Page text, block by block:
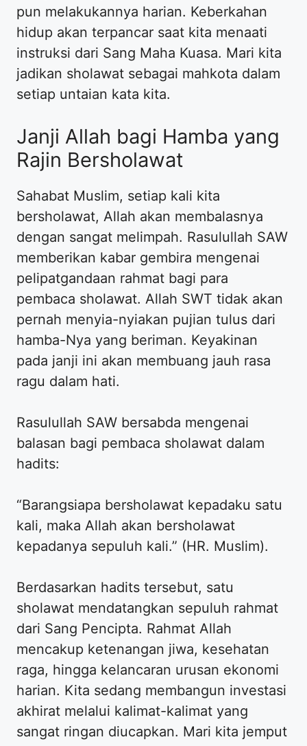
pun melakukannya harian. Keberkahan
hidup akan terpancar saat kita menaati
instruksi dari Sang Maha Kuasa. Mari kita
jadikan sholawat sebagai mahkota dalam
setiap untaian kata kita.
Janji Allah bagi Hamba yang
Rajin Bersholawat
Sahabat Muslim, setiap kali kita
bersholawat, Allah akan membalasnya
dengan sangat melimpah. Rasulullah SAW
memberikan kabar gembira mengenai
pelipatgandaan rahmat bagi para
pembaca sholawat. Allah SWT tidak akan
pernah menyia-nyiakan pujian tulus dari
hamba-Nya yang beriman. Keyakinan
pada janji ini akan membuang jauh rasa
ragu dalam hati.
Rasulullah SAW bersabda mengenai
balasan bagi pembaca sholawat dalam
hadits:
“Barangsiapa bersholawat kepadaku satu
kali, maka Allah akan bersholawat
kepadanya sepuluh kali.” (HR. Muslim).
Berdasarkan hadits tersebut, satu
sholawat mendatangkan sepuluh rahmat
dari Sang Pencipta. Rahmat Allah
mencakup ketenangan jiwa, kesehatan
raga, hingga kelancaran urusan ekonomi
harian. Kita sedang membangun investasi
akhirat melalui kalimat-kalimat yang
sangat ringan diucapkan. Mari kita jemput